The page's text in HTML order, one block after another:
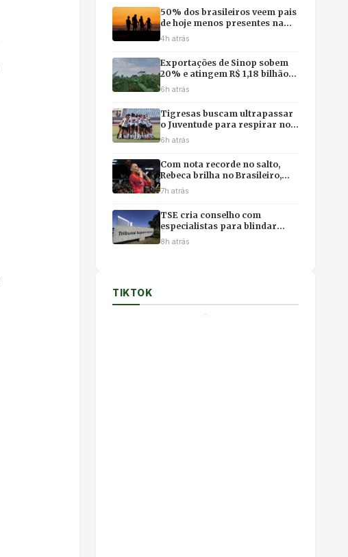
50% dos brasileiros veem pais
de hoje menos presentes na
vida dos filhos, revela pesquisa
4h atrás
Exportações de Sinop sobem
20% e atingem R$ 1,18 bilhão
com impulso da soja e do milho
6h atrás
Tigresas buscam ultrapassar
o Juventude para respirar no
campeonato
6h atrás
Com nota recorde no salto,
Rebeca brilha no Brasileiro,
mas poupa físico e abre mão
7h atrás
TSE cria conselho com
especialistas para blindar
eleições contra desinformação
8h atrás
TIKTOK